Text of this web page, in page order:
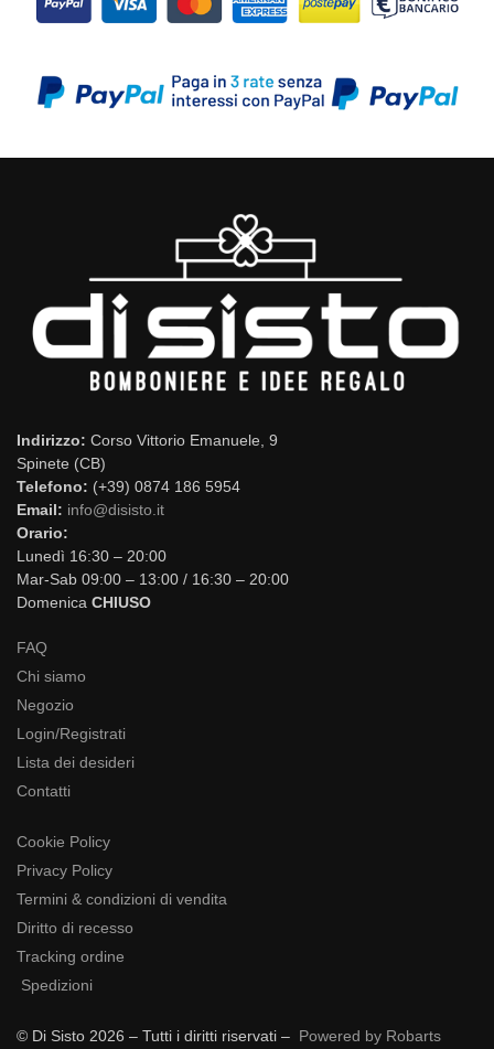
Indirizzo: Corso Vittorio Emanuele, 9
Spinete (CB)
Telefono: (+39) 0874 186 5954
Email: info@disisto.it
Orario:
Lunedì 16:30 – 20:00
Mar-Sab 09:00 – 13:00 / 16:30 – 20:00
Domenica CHIUSO
FAQ
Chi siamo
Negozio
Login/Registrati
Lista dei desideri
Contatti
Cookie Policy
Privacy Policy
Termini & condizioni di vendita
Diritto di recesso
Tracking ordine
Spedizioni
© Di Sisto 2026 – Tutti i diritti riservati – Powered by Robarts